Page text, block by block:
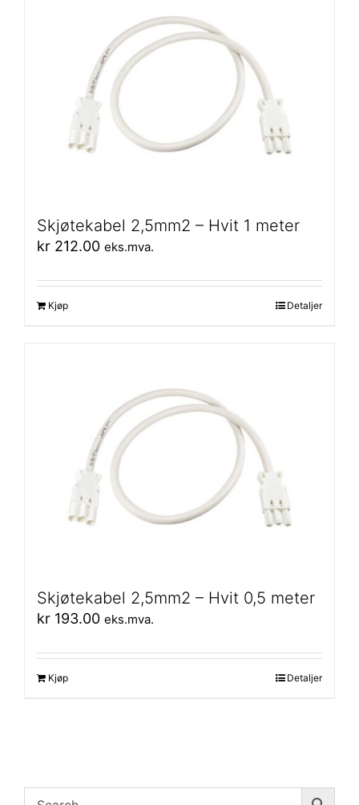
Skjøtekabel 2,5mm2 – Hvit 1 meter
kr 212.00 eks.mva.
Kjøp Detaljer
Skjøtekabel 2,5mm2 – Hvit 0,5 meter
kr 193.00 eks.mva.
Kjøp Detaljer